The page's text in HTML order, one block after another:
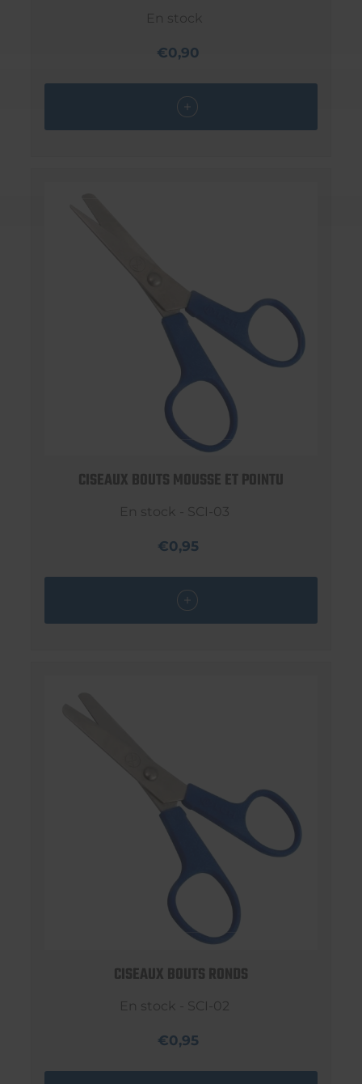
En stock
€0,90
CISEAUX BOUTS MOUSSE ET POINTU
En stock - SCI-03
€0,95
CISEAUX BOUTS RONDS
En stock - SCI-02
€0,95